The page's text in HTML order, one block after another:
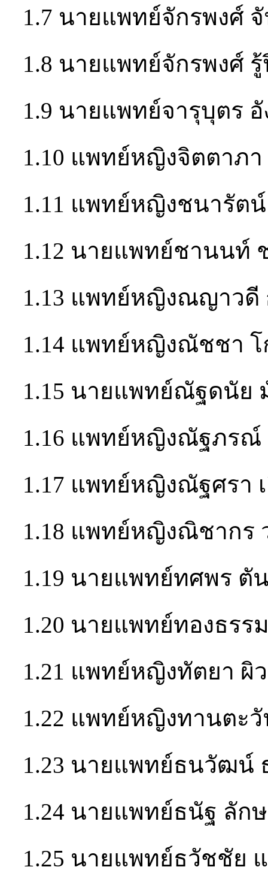
1.7 นายแพทย์จักรพงศ์
1.8 นายแพทย์จักรพงศ์
1.9 นายแพทย์จารุบุตร
1.10 แพทย์หญิงจิตตาภ
1.11 แพทย์หญิงชนารัต
1.12 นายแพทย์ชานนท์
1.13 แพทย์หญิงณญาว
1.14 แพทย์หญิงณัชชา โ
1.15 นายแพทย์ณัฐดนัย
1.16 แพทย์หญิงณัฐภร
1.17 แพทย์หญิงณัฐศรา
1.18 แพทย์หญิงณิชากร
1.19 นายแพทย์ทศพร
1.20 นายแพทย์ทองธรรม
1.21 แพทย์หญิงทัตยา ผิ
1.22 แพทย์หญิงทานตะ
1.23 นายแพทย์ธนวัฒน์
1.24 นายแพทย์ธนัฐ ลั
1.25 นายแพทย์ธวัชชัย